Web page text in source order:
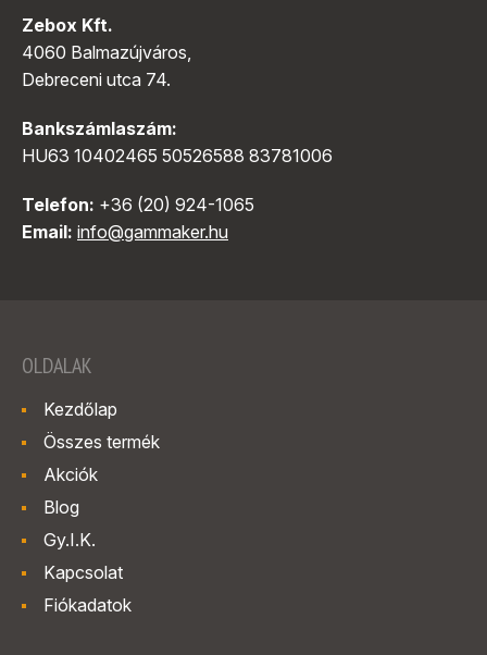
Zebox Kft.
4060 Balmazújváros,
Debreceni utca 74.
Bankszámlaszám:
HU63 10402465 50526588 83781006
Telefon: +36 (20) 924-1065
Email: info@gammaker.hu
OLDALAK
Kezdőlap
Összes termék
Akciók
Blog
Gy.I.K.
Kapcsolat
Fiókadatok